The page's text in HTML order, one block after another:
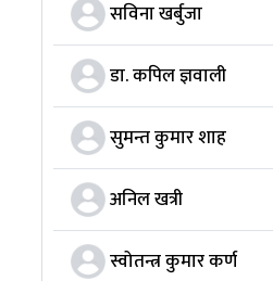
सविना खर्बुजा
डा. कपिल ज्ञवाली
सुमन्त कुमार शाह
अनिल खत्री
स्वोतन्त्र कुमार कर्ण